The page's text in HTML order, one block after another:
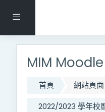
側板
MIM Moodle
首頁 網站頁面
2022/2023 學年校